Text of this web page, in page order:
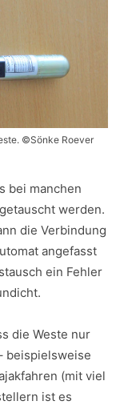
©Sönke Roever
bei manchen
werden.
die Verbindung
angefasst
ein Fehler
die Weste nur
beispielsweise
(mit viel
ist es